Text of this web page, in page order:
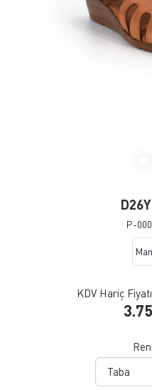
P-
KDV Hariç